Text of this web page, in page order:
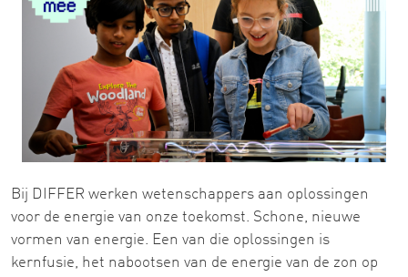
Bij DIFFER werken wetenschappers aan oplossingen
voor de energie van onze toekomst. Schone, nieuwe
vormen van energie. Een van die oplossingen is
kernfusie, het nabootsen van de energie van de zon op